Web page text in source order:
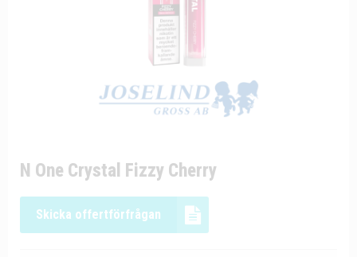
N One Crystal Fizzy Cherry
Skicka offertförfrågan